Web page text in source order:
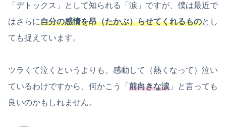
「デトックス」として知られる「涙」ですが、僕は最近で
はさらに自分の感情を昂（たかぶ）らせてくれるものとし
ても捉えています。
ツラくて泣くというよりも、感動して（熱くなって）泣い
ているわけですから、何かこう「 前向きな涙 」と言っても
良いのかもしれません。